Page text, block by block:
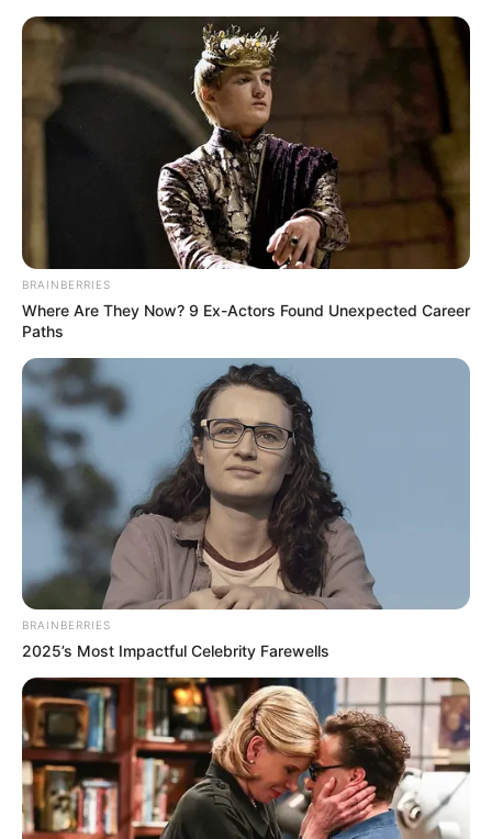
Café con leche al estilo
veracruzano
BRAINBERRIES
Where Are They Now? 9 Ex-Actors Found Unexpected Career
Paths
BRAINBERRIES
2025’s Most Impactful Celebrity Farewells